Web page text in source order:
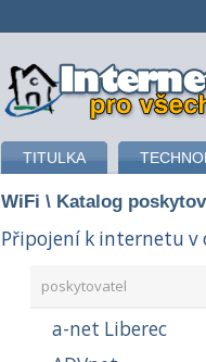
připojení k
TITULKA
WiFi \ Katalog
Připojení k internetu v
poskytovatel
a-net Liberec